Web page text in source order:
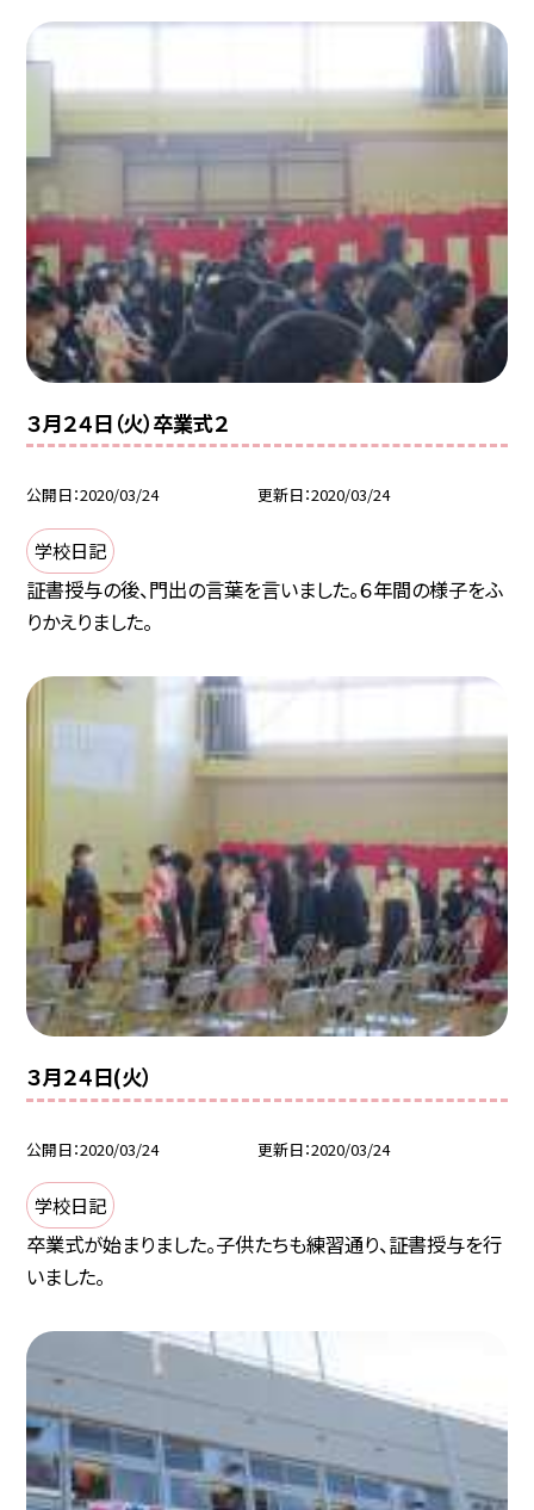
３月２４日（火）卒業式２
公開日 2020/03/24 更新日 2020/03/24
学校日記
証書授与の後、門出の言葉を言いました。６年間の様子をふ
りかえりました。
３月２４日(火）
公開日 2020/03/24 更新日 2020/03/24
学校日記
卒業式が始まりました。子供たちも練習通り、証書授与を行
いました。